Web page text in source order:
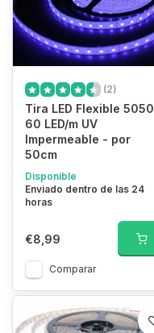
(2)
Tira LED Flexible 5050
60 LED/m UV
Impermeable - por
50cm
Disponible
Enviado dentro de las 24
horas
€8,99
Comparar